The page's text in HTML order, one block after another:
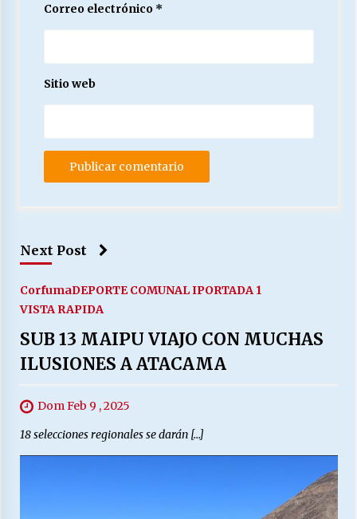
Correo electrónico *
Sitio web
Next Post
CorfumaDEPORTE COMUNAL IPORTADA 1
VISTA RAPIDA
SUB 13 MAIPU VIAJO CON MUCHAS
ILUSIONES A ATACAMA
Dom Feb 9 , 2025
18 selecciones regionales se darán […]